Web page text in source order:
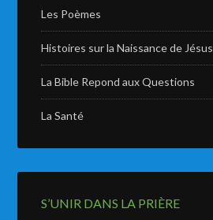
Les Poèmes
Histoires sur la Naissance de Jésus
La Bible Repond aux Questions
La Santé
S’UNIR DANS LA PRIÈRE